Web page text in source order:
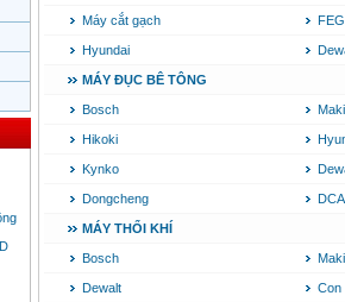
Máy cắt gạch FEG
Hyundai
MÁY ĐỤC BÊ TÔNG
Bosch
Hikoki
Kynko
Dongcheng DCA
MÁY THỔI KHÍ
Bosch
Dewalt Con